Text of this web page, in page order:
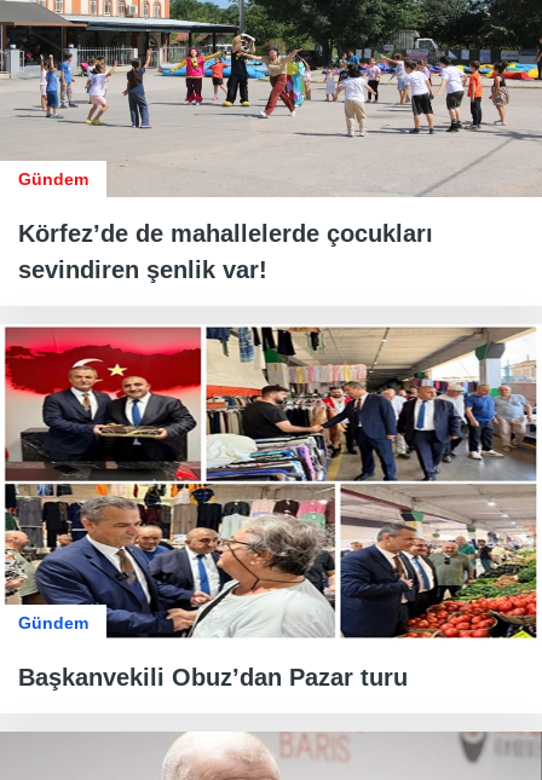
Gündem
Körfez’de de mahallelerde çocukları
sevindiren şenlik var!
Gündem
Başkanvekili Obuz’dan Pazar turu